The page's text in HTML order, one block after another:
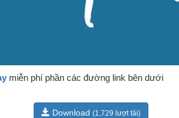
miễn phí phần các đường link bên dưới
Download (1,729 lượt tải)